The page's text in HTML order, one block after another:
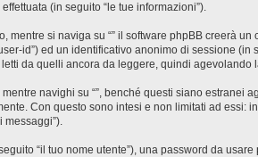
(in seguito “le tue informazioni”).
mentre si naviga su “” il software phpBB creerà
id”) ed un identificativo anonimo di sessione
da quelli ancora da leggere, quindi agevolando
navighi su “”, benché questi siano
Con questo sono intesi e non limitati ad essi:
messaggi”).
“il tuo nome utente”), una password da